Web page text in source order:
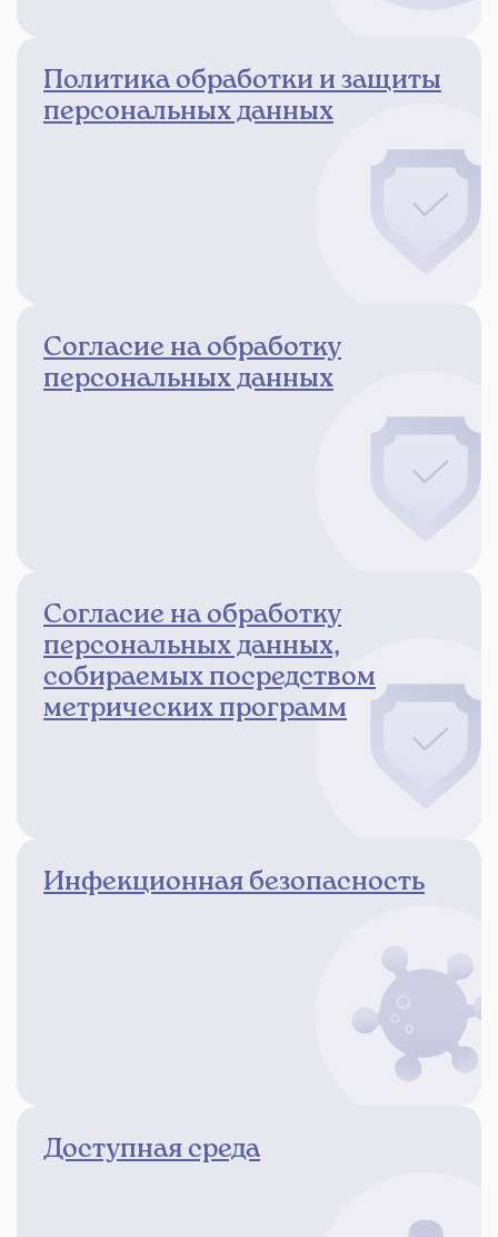
Политика обработки и защиты
персональных данных
Согласие на обработку
персональных данных
Согласие на обработку
персональных данных,
собираемых посредством
метрических программ
Инфекционная безопасность
Доступная среда